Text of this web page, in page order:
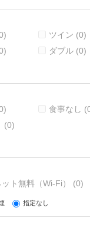
ツイン (0)
ダブル (0)
食事なし
(0)
ト無料（Wi-Fi） (0)
指定なし